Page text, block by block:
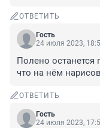
ОТВЕТИТЬ
Гость
24 июля 2023,
Полено останется
что на нём
ОТВЕТИТЬ
Гость
24 июля 2023,